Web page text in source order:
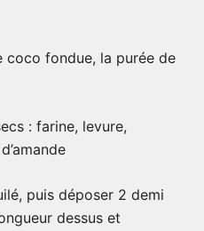
coco fondue, la purée de
: farine, levure,
puis déposer 2 demi
dessus et